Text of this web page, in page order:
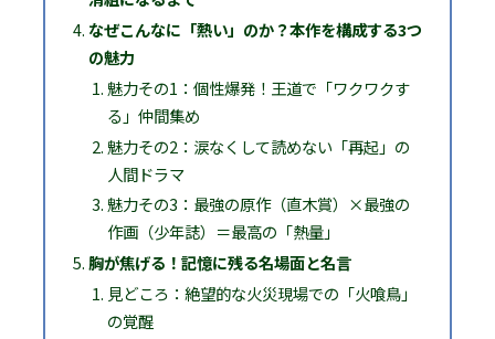
なぜこんなに「熱い」のか？本作を構成する3つ
の魅力
魅力その1：個性爆発！王道で「ワクワクす
る」仲間集め
魅力その2：涙なくして読めない「再起」の
人間ドラマ
魅力その3：最強の原作（直木賞）×最強の
作画（少年誌）＝最高の「熱量」
胸が焦げる！記憶に残る名場面と名言
見どころ：絶望的な火災現場での「火喰鳥」
の覚醒